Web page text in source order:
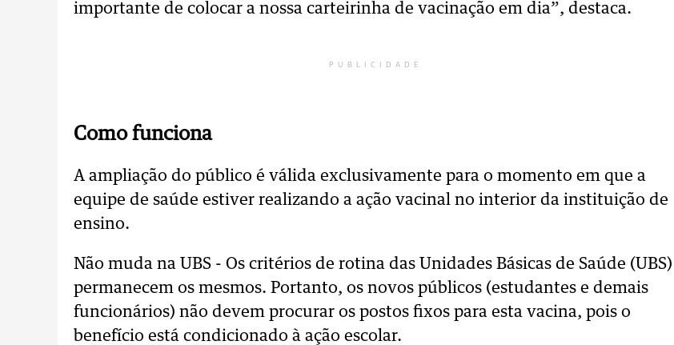
importante de colocar a nossa carteirinha de vacinação em dia”, destaca.
PUBLICIDADE
Como funciona
A ampliação do público é válida exclusivamente para o momento em que a
equipe de saúde estiver realizando a ação vacinal no interior da instituição de
ensino.
Não muda na UBS - Os critérios de rotina das Unidades Básicas de Saúde (UBS)
permanecem os mesmos. Portanto, os novos públicos (estudantes e demais
funcionários) não devem procurar os postos fixos para esta vacina, pois o
benefício está condicionado à ação escolar.